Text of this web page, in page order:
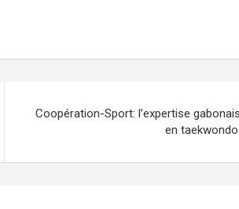
Coopération-Sport: l’expertise
en